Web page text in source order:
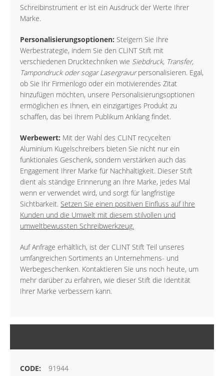
Schreibinstrument er ist ein Ausdruck der Werte Ihrer
Marke.
Personalisierungsoptionen: Steigern Sie Ihre
Werbestrategie, indem Sie den CLINT Stift mit
verschiedenen Drucktechniken wie Siebdruck, Transfer,
Tampondruck oder sogar Lasergravurpersonalisieren. Egal,
ob Sie Ihr Firmenlogo oder ein motivierendes Zitat
hinzufügen möchten, unsere Personalisierungsoptionen
ermöglichen es Ihnen, ein einzigartiges Produkt zu
schaffen, das bei Ihrem Publikum Anklang findet.
Werbewert: Mit der Wahl des CLINT recycelten
Aluminium Kugelschreibers bieten Sie nicht nur ein
funktionales Geschenk, sondern verstärken auch das
Engagement Ihrer Marke für Nachhaltigkeit. Dieser Stift
dient als ständige Erinnerung an Ihre Marke, jedes Mal
wenn er verwendet wird, und sorgt für langfristige
Sichtbarkeit. Setzen Sie einen positiven Einfluss auf Ihre
Kunden und die Umwelt mit diesem stilvollen und
umweltbewussten Schreibwerkzeug.
Auf Anfrage erhältlich, ist der CLINT Stift Teil unseres
umfangreichen Sortiments an Unternehmens- und
Werbegeschenken. Kontaktieren Sie uns noch heute, um
mehr darüber zu erfahren, wie dieser Stift die Identität
Ihrer Marke verbessern kann.
91944